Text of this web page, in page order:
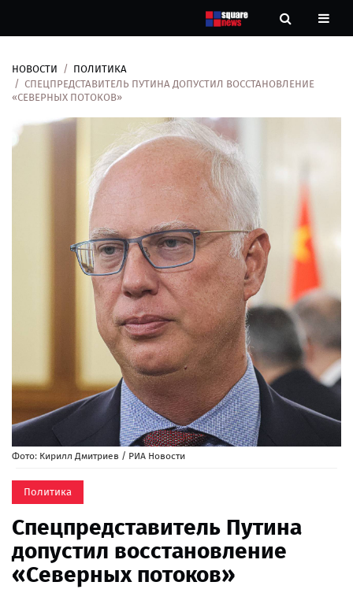
Новости
Рубрики
НОВОСТИ
ПОЛИТИКА
СПЕЦПРЕДСТАВИТЕЛЬ ПУТИНА ДОПУСТИЛ ВОССТАНОВЛЕНИЕ
«СЕВЕРНЫХ ПОТОКОВ»
Фото: Кирилл Дмитриев / РИА Новости
Политика
Спецпредставитель Путина
допустил восстановление
«Северных потоков»